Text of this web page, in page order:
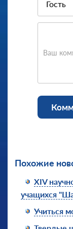
Ваш
Похожие
XIV
учащихся
Учиться